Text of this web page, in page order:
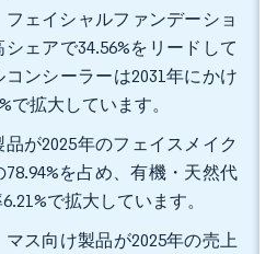
ェイシャルファンデーショ
ェアで34.56%をリードして
ンシーラーは2031年にかけ
で拡大しています。
が2025年のフェイスメイク
を占め、有機・天然代
で拡大しています。
ス向け製品が2025年の売上